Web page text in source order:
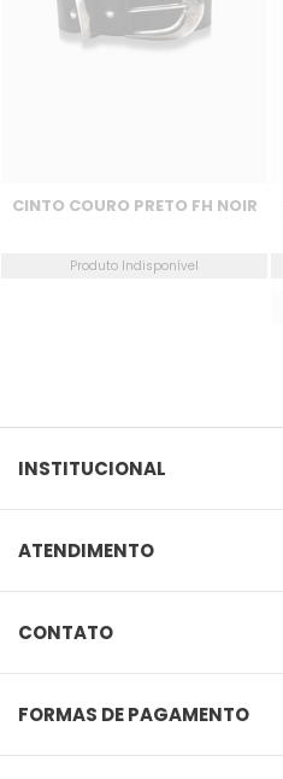
CINTO COURO PRETO FH NOIR
Produto Indisponível
INSTITUCIONAL
ATENDIMENTO
CONTATO
FORMAS DE PAGAMENTO